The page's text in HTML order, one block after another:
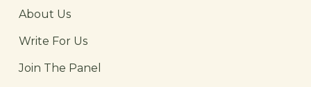
About Us
Write For Us
Join The Panel